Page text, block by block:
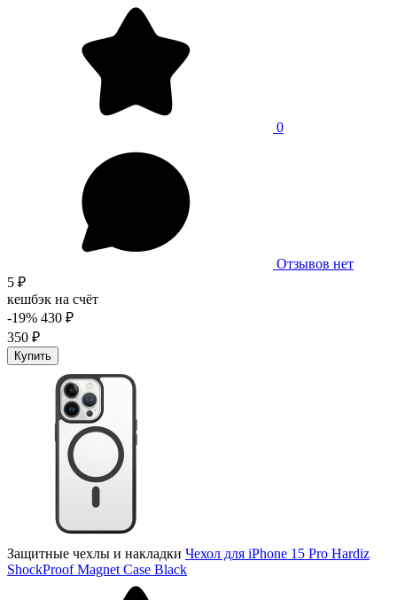
0
Отзывов нет
5 ₽
кешбэк на счёт
-19% 430 ₽
350 ₽
Купить
Защитные чехлы и накладки Чехол для iPhone 15 Pro Hardiz
ShockProof Magnet Case Black